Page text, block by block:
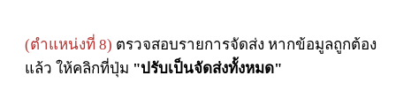
(ตำแหน่งที่ 8) ตรวจสอบรายการจัดส่ง หากข้อมูลถูกต้อง
แล้ว ให้คลิกที่ปุ่ม "ปรับเป็นจัดส่งทั้งหมด"